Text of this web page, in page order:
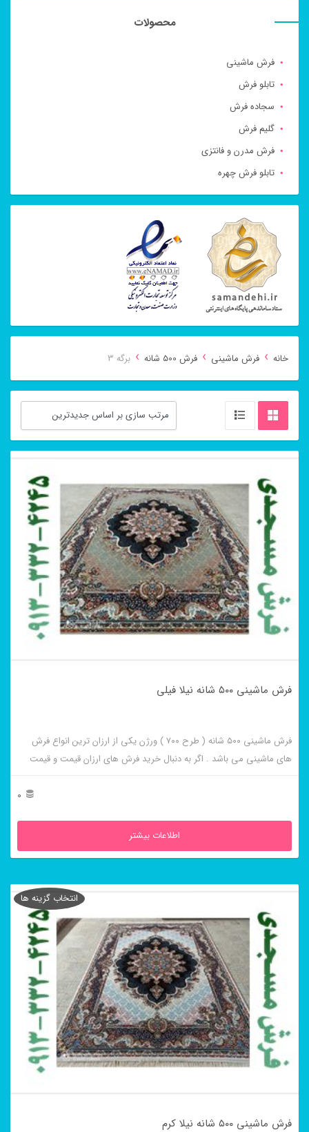
محصولات
فرش ماشینی
تابلو فرش
سجاده فرش
گلیم فرش
فرش مدرن و فانتزی
تابلو فرش چهره
خانه › فرش ماشینی › فرش 500 شانه › برگه 3
فرش ماشینی ۵۰۰ شانه نیلا فیلی
فرش ماشینی ۵۰۰ شانه ( طرح ۷۰۰ ) ورژن یکی از ارزان ترین انواع فرش
های ماشینی می باشد . اگر به دنبال خرید فرش های ارزان قیمت و قیمت
0
اطلاعات بیشتر
فرش ماشینی ۵۰۰ شانه نیلا کرم
انتخاب گزینه ها